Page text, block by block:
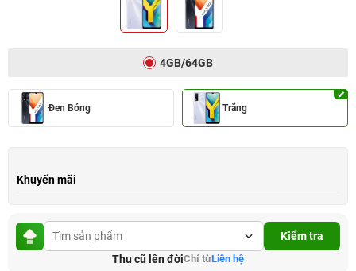
4GB/64GB
Đen Bóng Trắng
Khuyến mãi
Kiểm tra
Thu cũ lên đờiChỉ từLiên hệ